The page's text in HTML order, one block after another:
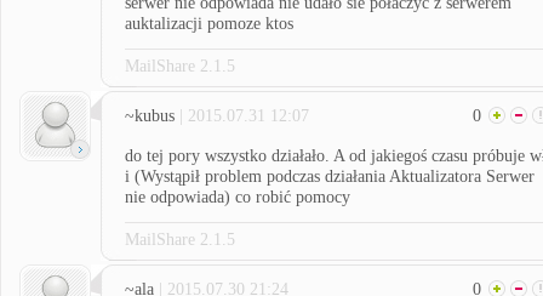
auktalizacji pomoze ktos
MailShare 2.1.5
~kubus | 2015.07.31 12:07 0
do tej pory wszystko działało. A od jakiegoś czasu próbuje
i (Wystąpił problem podczas działania Aktualizatora Serwer
nie odpowiada) co robić pomocy
MailShare 2.1.5
~ala | 2015.07.30 21:24 0